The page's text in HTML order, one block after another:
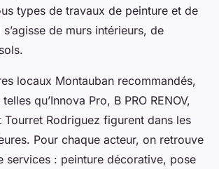
types de travaux de peinture et de
s’agisse de murs intérieurs, de
locaux Montauban recommandés,
qu’Innova Pro, B PRO RENOV,
Tourret Rodriguez figurent dans les
Pour chaque acteur, on retrouve
services : peinture décorative, pose